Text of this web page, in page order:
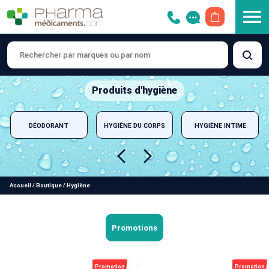
Produits d'hygiène
DÉODORANT HYGIÈNE DU CORPS HYGIÈNE INTIME
Accueil / Boutique/ Hygiène
Promotions
Promotion Promotion